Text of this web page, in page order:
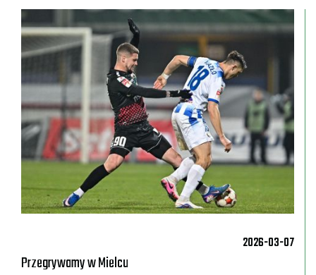
2026-03-07
Przegrywamy w Mielcu